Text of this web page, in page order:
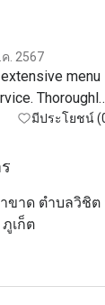
ค. 2567
menu
Thoroughly
มีประโยชน์
ขาด ตำบลวิชิต
เก็ต